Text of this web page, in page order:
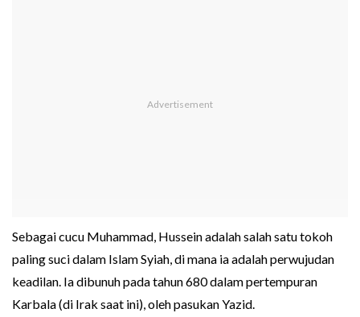
Sebagai cucu Muhammad, Hussein adalah salah satu tokoh
paling suci dalam Islam Syiah, di mana ia adalah perwujudan
keadilan. Ia dibunuh pada tahun 680 dalam pertempuran
Karbala (di Irak saat ini), oleh pasukan Yazid.